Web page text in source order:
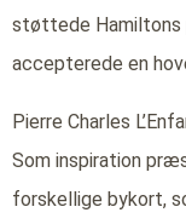
støttede Hamiltons
accepterede en
Pierre Charles
Som inspiration
forskellige bykort,